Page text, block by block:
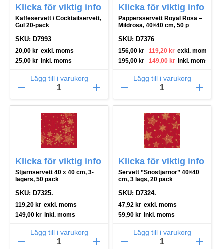
Klicka för viktig info
Kaffeservett / Cocktailservett,
Gul 20-pack
SKU: D7993
20,00 kr exkl. moms
25,00 kr inkl. moms
Lägg till i varukorg
remove add
Klicka för viktig info
Pappersservett Royal Rosa –
Mildrosa, 40×40 cm, 50 p
SKU: D7376
156,00kr
Det ursprungliga priset var: 156,00
119,20 kr
Det nuvarande priset är: 119,20 kr.
exkl. moms
195,00kr
Det ursprungliga priset var: 195,00
149,00 kr
Det nuvarande priset är: 149,00 kr.
inkl. moms
Lägg till i varukorg
remove add
Klicka för viktig info
Stjärnservett 40 x 40 cm, 3-
lagers, 50 pack
SKU: D7325.
119,20 kr exkl. moms
149,00 kr inkl. moms
Lägg till i varukorg
remove add
Klicka för viktig info
Servett ”Snöstjärnor” 40×40
cm, 3 lags, 20 pack
SKU: D7324.
47,92 kr exkl. moms
59,90 kr inkl. moms
Lägg till i varukorg
remove add